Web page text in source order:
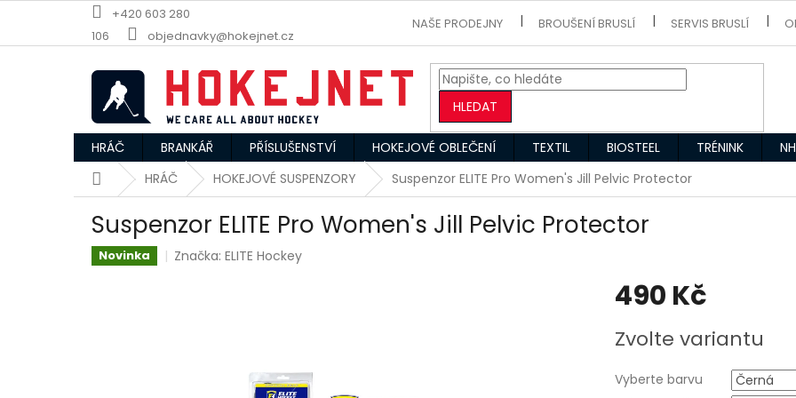
obsah
+420 603 280
106
objednavky@hokejnet.cz
NAŠE PRODEJNY BROUŠENÍ BRUSLÍ SERVIS BRUSLÍ
HLEDAT
HRÁČ BRANKÁŘ PŘÍSLUŠENSTVÍ HOKEJOVÉ OBLEČENÍ TEXTIL BIOSTEEL TRÉNINK
DomůHRÁČ HOKEJOVÉ SUSPENZORY Suspenzor ELITE Pro Women's Jill Pelvic Protector
Suspenzor ELITE Pro Women's Jill Pelvic Protector
Novinka Značka:ELITE Hockey
490 Kč
cena:
Zvolte variantu
Vyberte barvu